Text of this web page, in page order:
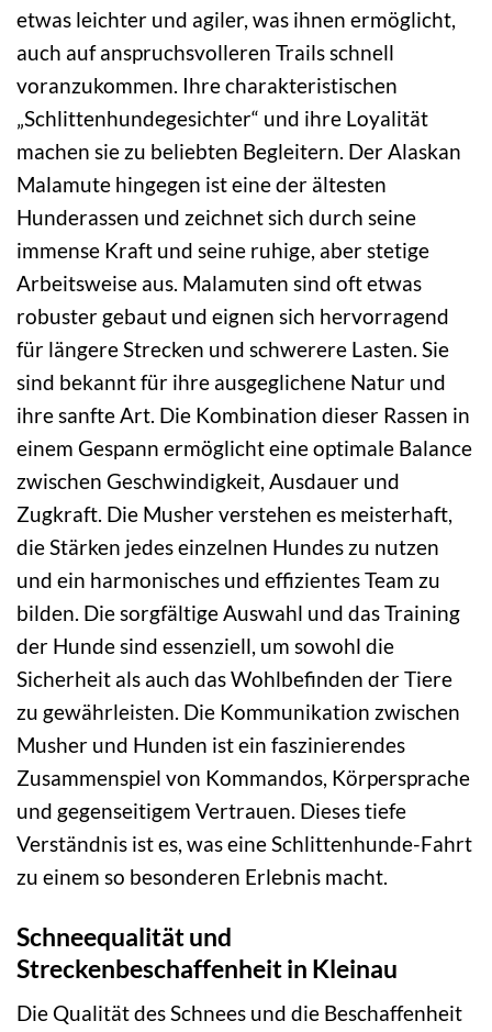
etwas leichter und agiler, was ihnen ermöglicht,
auch auf anspruchsvolleren Trails schnell
voranzukommen. Ihre charakteristischen
„Schlittenhundegesichter“ und ihre Loyalität
machen sie zu beliebten Begleitern. Der Alaskan
Malamute hingegen ist eine der ältesten
Hunderassen und zeichnet sich durch seine
immense Kraft und seine ruhige, aber stetige
Arbeitsweise aus. Malamuten sind oft etwas
robuster gebaut und eignen sich hervorragend
für längere Strecken und schwerere Lasten. Sie
sind bekannt für ihre ausgeglichene Natur und
ihre sanfte Art. Die Kombination dieser Rassen in
einem Gespann ermöglicht eine optimale Balance
zwischen Geschwindigkeit, Ausdauer und
Zugkraft. Die Musher verstehen es meisterhaft,
die Stärken jedes einzelnen Hundes zu nutzen
und ein harmonisches und effizientes Team zu
bilden. Die sorgfältige Auswahl und das Training
der Hunde sind essenziell, um sowohl die
Sicherheit als auch das Wohlbefinden der Tiere
zu gewährleisten. Die Kommunikation zwischen
Musher und Hunden ist ein faszinierendes
Zusammenspiel von Kommandos, Körpersprache
und gegenseitigem Vertrauen. Dieses tiefe
Verständnis ist es, was eine Schlittenhunde-Fahrt
zu einem so besonderen Erlebnis macht.
Schneequalität und
Streckenbeschaffenheit in Kleinau
Die Qualität des Schnees und die Beschaffenheit